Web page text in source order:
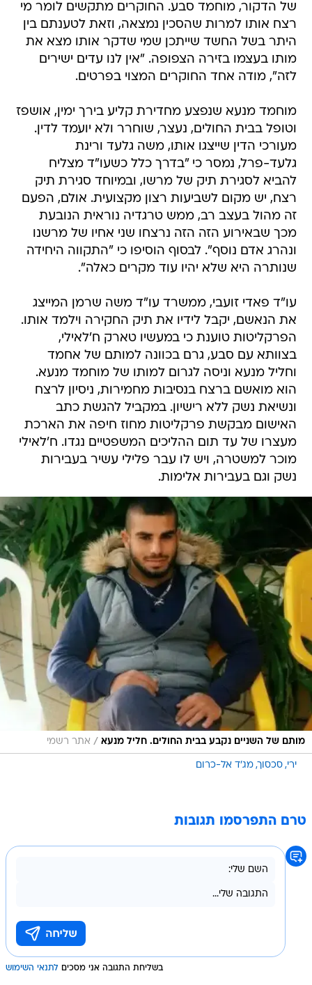
של הדקור, מוחמד סבע. החוקרים מתקשים לומר מי
רצח אותו למרות שהסכין נמצאה, וזאת לטענתם בין
היתר בשל החשד שייתכן שמי שדקר אותו מצא את
מותו בעצמו בזירה הצפופה. "אין לנו עדים ישירים
לזה", מודה אחד החוקרים המצוי בפרטים.
מוחמד מנעא שנפצע מחדירת קליע בירך ימין, אושפז
וטופל בבית החולים, נעצר, שוחרר ולא יועמד לדין.
מעורכי הדין שייצגו אותו, משה גלעד ורינת
גלעד-פרל, נמסר כי "בדרך כלל כשעו"ד מצליח
להביא לסגירת תיק של מרשו, ובמיוחד סגירת תיק
רצח, יש מקום לשביעות רצון מקצועית. אולם, הפעם
זה מהול בעצב רב, ממש טרגדיה נוראית הנובעת
מכך שבאירוע הזה הזה נרצחו שני אחיו של מרשנו
ונהרג אדם נוסף". לבסוף הוסיפו כי "התקווה היחידה
שנותרה היא שלא יהיו עוד מקרים כאלה".
עו"ד פאדי זועבי, ממשרד עו"ד משה שרמן המייצג
את הנאשם, יקבל לידיו את תיק החקירה וילמד אותו.
הפרקליטות טוענת כי במעשיו טארק ח'לאילי,
בצוותא עם סבע, גרם בכוונה למותם של אחמד
וחליל מנעא וניסה לגרום למותו של מוחמד מנעא.
הוא מואשם ברצח בנסיבות מחמירות, ניסיון לרצח
ונשיאת נשק ללא רישיון. במקביל להגשת כתב
האישום מבקשת פרקליטות מחוז חיפה את הארכת
מעצרו של עד תום ההליכים המשפטיים נגדו. ח'לאילי
מוכר למשטרה, ויש לו עבר פלילי עשיר בעבירות
נשק וגם בעבירות אלימות.
מותם של השניים נקבע בבית החולים. חליל מנעא / אתר רשמי
ירי סכסוך מג'ד אל-כרום
טרם התפרסמו תגובות
בשליחת התגובה אני מסכים לתנאי השימוש